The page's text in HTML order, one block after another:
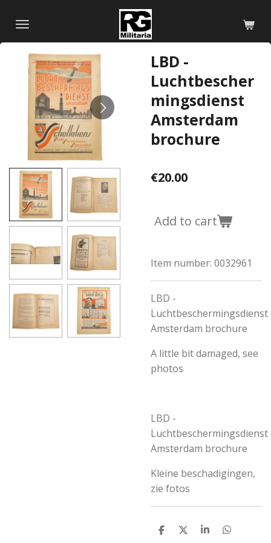
main
content
LBD -
Luchtbescher
mingsdienst
Amsterdam
brochure
€20.00
Add to cart
Item number: 0032961
LBD -
Luchtbeschermingsdienst
Amsterdam brochure
A little bit damaged, see
photos
LBD -
Luchtbeschermingsdienst
Amsterdam brochure
Kleine beschadigingen,
zie fotos
S
S
S
S